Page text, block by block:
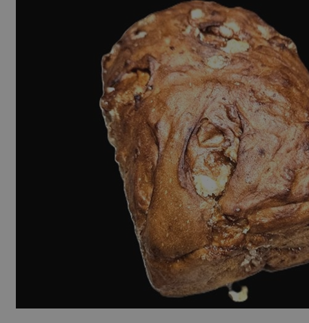
ASP.NET_SessionId
Microsoft
Corporation
bakkerijrenzema.nl
Sessie